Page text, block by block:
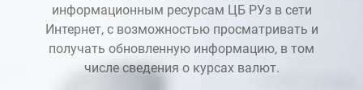
информационным ресурсам ЦБ РУз в сети
Интернет, с возможностью просматривать и
получать обновленную информацию, в том
числе сведения о курсах валют.